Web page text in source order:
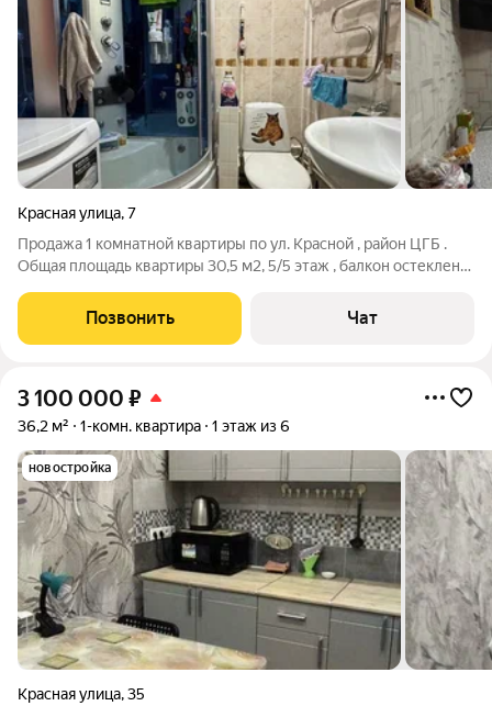
Красная улица,7
Продажа 1 комнатной квартиры по ул. Красной , район ЦГБ .
Общая площадь квартиры 30,5 м2, 5/5 этаж , балкон остеклен
мебель . А 112,5Позвонить Чат
3 100 000 ₽
36,2 м² 1-комн. квартира 1 этаж из 6
новостройка
Красная улица,35